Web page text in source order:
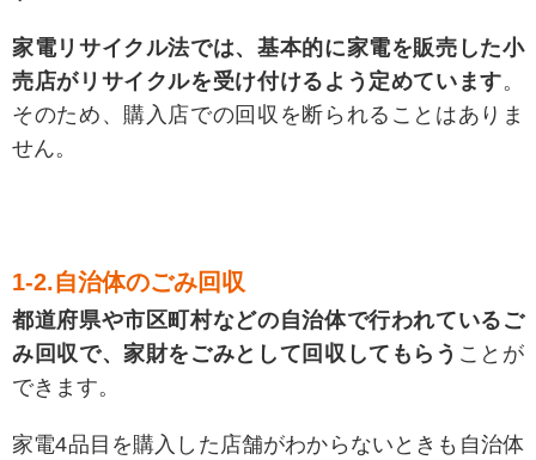
家電リサイクル法では、基本的に家電を販売した小
売店がリサイクルを受け付けるよう定めています。
そのため、購入店での回収を断られることはありま
せん。
1-2.自治体のごみ回収
都道府県や市区町村などの自治体で行われているご
み回収で、家財をごみとして回収してもらう ことが
できます。
家電4品目を購入した店舗がわからないときも自治体